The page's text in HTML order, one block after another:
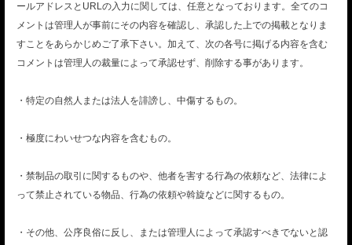
ールアドレスとURLの入力に関しては、任意となっております。全てのコ
メントは管理人が事前にその内容を確認し、承認した上での掲載となりま
すことをあらかじめご了承下さい。加えて、次の各号に掲げる内容を含む
コメントは管理人の裁量によって承認せず、削除する事があります。
・特定の自然人または法人を誹謗し、中傷するもの。
・極度にわいせつな内容を含むもの。
・禁制品の取引に関するものや、他者を害する行為の依頼など、法律によ
って禁止されている物品、行為の依頼や斡旋などに関するもの。
・その他、公序良俗に反し、または管理人によって承認すべきでないと認